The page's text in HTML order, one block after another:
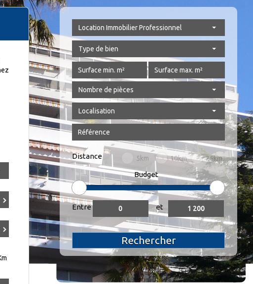
Location Immobilier Professionnel
Type de bien
Nombre de pièces
Localisation
Distance 5km 10km 25km
Budget
Entre et
Rechercher
▼
▼